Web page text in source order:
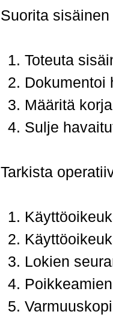
Suorita
Toteuta
Dokumentoi
Määritä
Sulje
Tarkista
Lokien